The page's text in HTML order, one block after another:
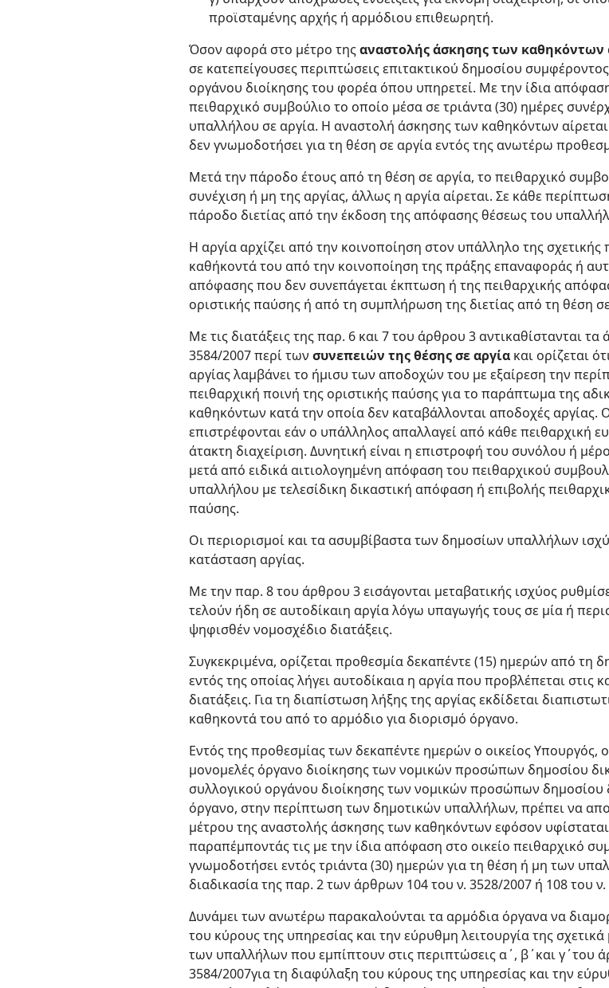
προϊσταμένης αρχής ή αρμόδιου επιθεωρητή.
Όσον αφορά στο μέτρο τηςαναστολής άσκησης των καθηκόντων
σε κατεπείγουσες περιπτώσεις επιτακτικού δημοσίου
οργάνου διοίκησης του φορέα όπου υπηρετεί. Με την ίδια
πειθαρχικό συμβούλιο το οποίο μέσα σε τριάντα (30) ημέρες
υπαλλήλου σε αργία. Η αναστολή άσκησης των καθηκόντων
δεν γνωμοδοτήσει για τη θέση σε αργία εντός της ανωτέρω
Μετά την πάροδο έτους από τη θέση σε αργία, το πειθαρχικό
συνέχιση ή μη της αργίας, άλλως η αργία αίρεται. Σε κάθε
πάροδο διετίας από την έκδοση της απόφασης θέσεως του
Η αργία αρχίζει από την κοινοποίηση στον υπάλληλο της
καθήκοντά του από την κοινοποίηση της πράξης επαναφοράς ή
απόφασης που δεν συνεπάγεται έκπτωση ή της πειθαρχικής
οριστικής παύσης ή από τη συμπλήρωση της διετίας από τη θέση
Με τις διατάξεις της παρ. 6 και 7 του άρθρου 3 αντικαθίστανται
3584/2007 περί τωνσυνεπειών της θέσης σε αργία και ορίζεται
αργίας λαμβάνει το ήμισυ των αποδοχών του με εξαίρεση την
πειθαρχική ποινή της οριστικής παύσης για το παράπτωμα της
καθηκόντων κατά την οποία δεν καταβάλλονται αποδοχές αργίας.
επιστρέφονται εάν ο υπάλληλος απαλλαγεί από κάθε πειθαρχική
άτακτη διαχείριση. Δυνητική είναι η επιστροφή του συνόλου ή
μετά από ειδικά αιτιολογημένη απόφαση του πειθαρχικού
υπαλλήλου με τελεσίδικη δικαστική απόφαση ή επιβολής
παύσης.
Οι περιορισμοί και τα ασυμβίβαστα των δημοσίων υπαλλήλων
κατάσταση αργίας.
Με την παρ. 8 του άρθρου 3 εισάγονται μεταβατικής ισχύος
τελούν ήδη σε αυτοδίκαιη αργία λόγω υπαγωγής τους σε μία ή
ψηφισθέν νομοσχέδιο διατάξεις.
Συγκεκριμένα, ορίζεται προθεσμία δεκαπέντε (15) ημερών από τη
εντός της οποίας λήγει αυτοδίκαια η αργία που προβλέπεται
διατάξεις. Για τη διαπίστωση λήξης της αργίας εκδίδεται
καθηκοντά του από το αρμόδιο για διορισμό όργανο.
Εντός της προθεσμίας των δεκαπέντε ημερών ο οικείος
μονομελές όργανο διοίκησης των νομικών προσώπων δημοσίου
συλλογικού οργάνου διοίκησης των νομικών προσώπων δημοσίου
όργανο, στην περίπτωση των δημοτικών υπαλλήλων, πρέπει να
μέτρου της αναστολής άσκησης των καθηκόντων εφόσον
παραπέμποντάς τις με την ίδια απόφαση στο οικείο πειθαρχικό
γνωμοδοτήσει εντός τριάντα (30) ημερών για τη θέση ή μη των
διαδικασία της παρ. 2 των άρθρων 104 του ν. 3528/2007 ή 108 του
Δυνάμει των ανωτέρω παρακαλούνται τα αρμόδια όργανα να
του κύρους της υπηρεσίας και την εύρυθμη λειτουργία της
των υπαλλήλων που εμπίπτουν στις περιπτώσεις α΄, β΄και γ΄του
3584/2007για τη διαφύλαξη του κύρους της υπηρεσίας και την